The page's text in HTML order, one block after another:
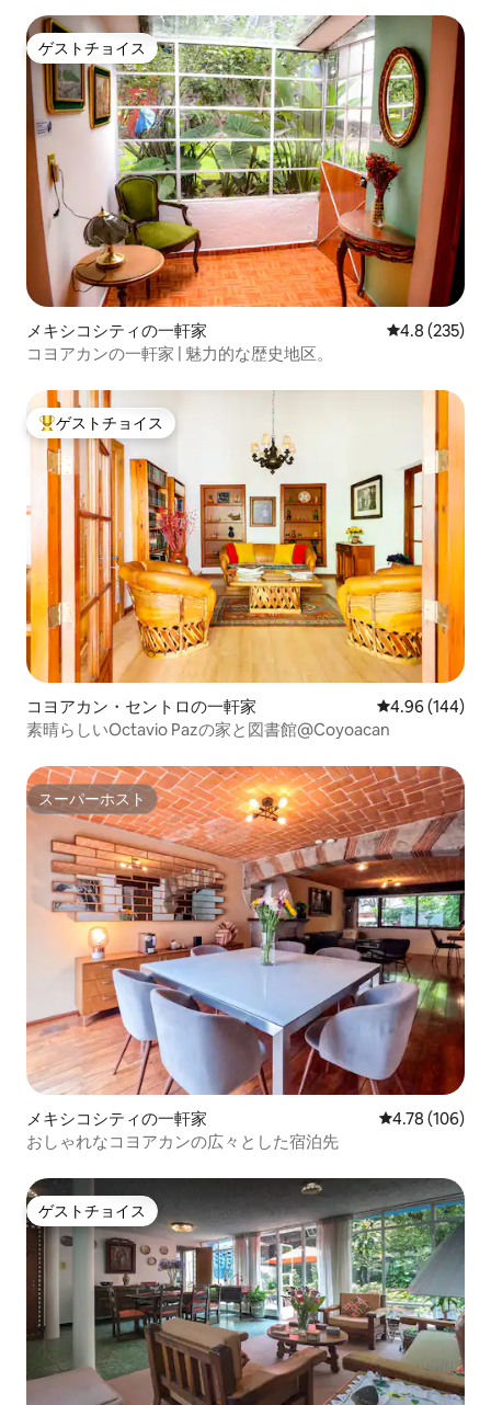
ゲストチョイス
ゲストチョイス
メキシコシティの一軒家 レビュー235
4.8 (235)
コヨアカンの一軒家 | 魅力的な歴史地区。
大好評のゲストチョイスです。
ゲストチョイス
コヨアカン・セントロの一軒家 レビュー144
4.96 (144)
素晴らしいOctavio Pazの家と図書館@Coyoacan
スーパーホスト
スーパーホスト
メキシコシティの一軒家 レビュー106
4.78 (106)
おしゃれなコヨアカンの広々とした宿泊先
ゲストチョイス
ゲストチョイス